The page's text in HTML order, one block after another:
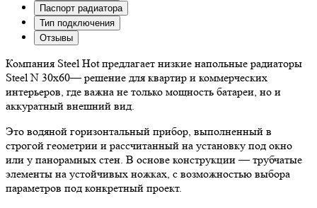
Паспорт радиатора
Тип подключения
Отзывы
Компания Steel Hot предлагает низкие напольные радиаторы
Steel N 30х60— решение для квартир и коммерческих
интерьеров, где важна не только мощность батареи, но и
аккуратный внешний вид.
Это водяной горизонтальный прибор, выполненный в
строгой геометрии и рассчитанный на установку под окно
или у панорамных стен. В основе конструкции — трубчатые
элементы на устойчивых ножках, с возможностью выбора
параметров под конкретный проект.